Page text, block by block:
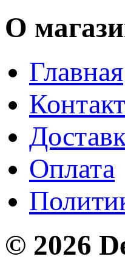
О
Главная
Оплата
© 2026